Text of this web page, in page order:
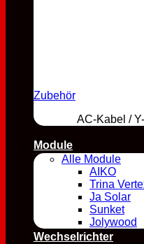
Zubehör
AC-Kabel /
Module
Alle Module
AIKO
Trina
Ja Solar
Sunket
Jolywood
Wechselrichter